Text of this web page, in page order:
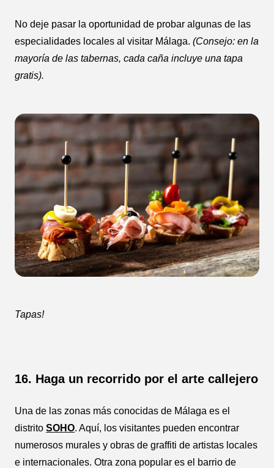
No deje pasar la oportunidad de probar algunas de las
especialidades locales al visitar Málaga. (Consejo: en la
mayoría de las tabernas, cada caña incluye una tapa
gratis).
Tapas!
16. Haga un recorrido por el arte callejero
Una de las zonas más conocidas de Málaga es el
distrito SOHO. Aquí, los visitantes pueden encontrar
numerosos murales y obras de graffiti de artistas locales
e internacionales. Otra zona popular es el barrio de